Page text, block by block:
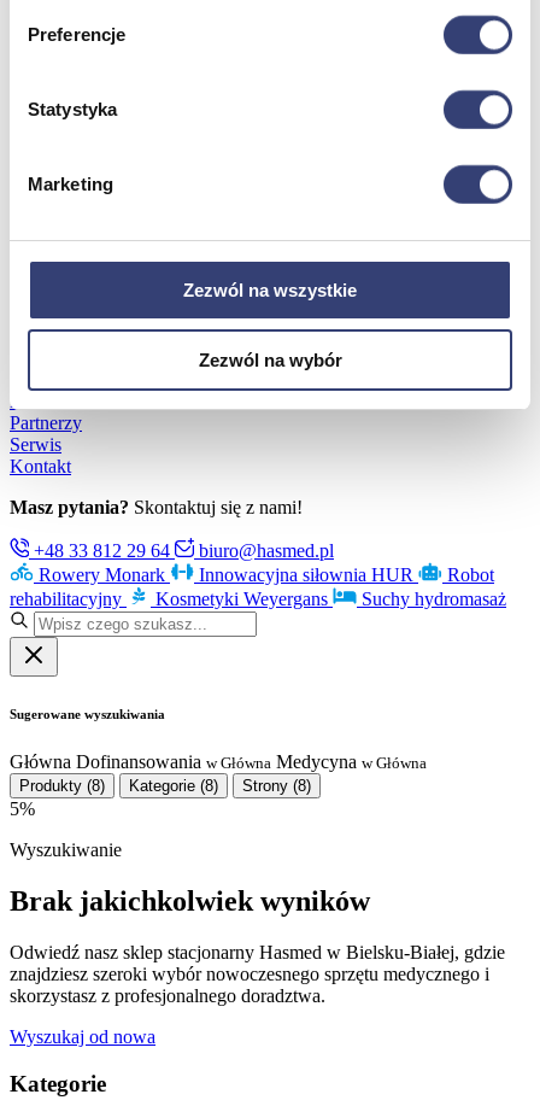
Preferencje
Statystyka
Marketing
Zezwól na wszystkie
Zezwól na wybór
Zobacz wszystko
Wynajem
Wróć
Zobacz wszystko
Dla stomatologów
Dofinansowania
Nasze marki
Partnerzy
Serwis
Kontakt
Masz pytania? Skontaktuj się z nami!
+48 33 812 29 64
biuro@hasmed.pl
Rowery Monark
Innowacyjna siłownia HUR
Robot
rehabilitacyjny
Kosmetyki Weyergans Suchy hydromasaż
Sugerowane wyszukiwania
Główna Dofinansowania w Główna Medycyna w Główna
Produkty (8) Kategorie (8) Strony (8)
5%
Wyszukiwanie
Brak jakichkolwiek wyników
Odwiedź nasz sklep stacjonarny Hasmed w Bielsku-Białej, gdzie
znajdziesz szeroki wybór nowoczesnego sprzętu medycznego i
skorzystasz z profesjonalnego doradztwa.
Wyszukaj od nowa
Kategorie